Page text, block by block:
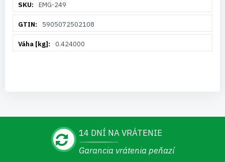
informáciíEMG-249
5905072502108
0.424000
14 DNÍ NA VRÁTENIE
Garancia vrátenia peňazí